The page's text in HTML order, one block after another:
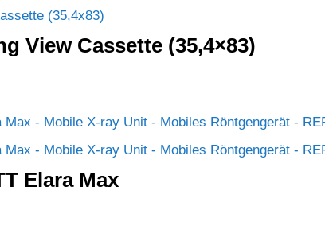
View Cassette (35,4×83)
Elara Max